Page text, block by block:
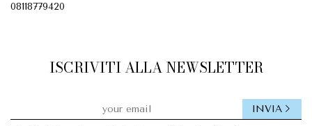
08118779420
ISCRIVITI ALLA NEWSLETTER
INVIA